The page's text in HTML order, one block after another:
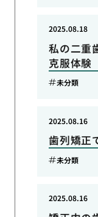
私の二重
克服体験
2025.08.18
未分類
歯列矯正
2025.08.16
未分類
2025.08.16